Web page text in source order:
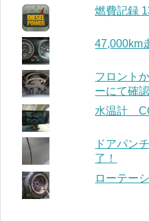
燃費記録
47,000km
フロント
ーにて確
水温計
ドアパン
了！
ローテー